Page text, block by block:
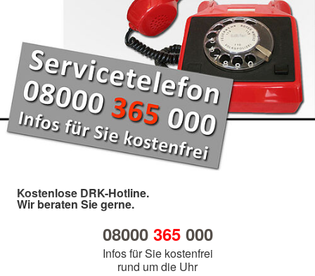
Kostenlose DRK-Hotline.
Wir beraten Sie gerne.
08000 365000
Infos für Sie kostenfrei
rund um die Uhr